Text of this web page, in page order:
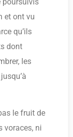
et ont vu
qu’ils
dont
les
le fruit de
voraces, ni